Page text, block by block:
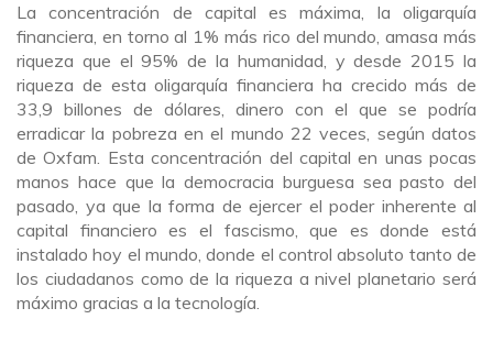
La concentración de capital es máxima, la oligarquía
financiera, en torno al 1% más rico del mundo, amasa más
riqueza que el 95% de la humanidad, y desde 2015 la
riqueza de esta oligarquía financiera ha crecido más de
33,9 billones de dólares, dinero con el que se podría
erradicar la pobreza en el mundo 22 veces, según datos
de Oxfam. Esta concentración del capital en unas pocas
manos hace que la democracia burguesa sea pasto del
pasado, ya que la forma de ejercer el poder inherente al
capital financiero es el fascismo, que es donde está
instalado hoy el mundo, donde el control absoluto tanto de
los ciudadanos como de la riqueza a nivel planetario será
máximo gracias a la tecnología.